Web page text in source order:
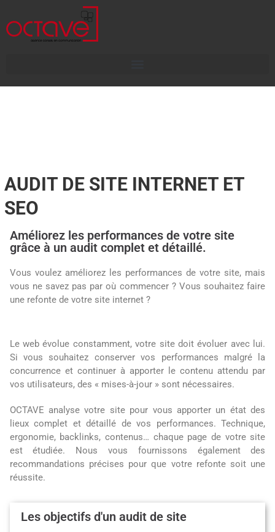
AUDIT DE SITE INTERNET ET
SEO
Améliorez les performances de votre site
grâce à un audit complet et détaillé.
Vous voulez améliorez les performances de votre site, mais
vous ne savez pas par où commencer ? Vous souhaitez faire
une refonte de votre site internet ?
Le web évolue constamment, votre site doit évoluer avec lui.
Si vous souhaitez conserver vos performances malgré la
concurrence et continuer à apporter le contenu attendu par
vos utilisateurs, des « mises-à-jour » sont nécessaires.
OCTAVE analyse votre site pour vous apporter un état des
lieux complet et détaillé de vos performances. Technique,
ergonomie, backlinks, contenus… chaque page de votre site
est étudiée. Nous vous fournissons également des
recommandations précises pour que votre refonte soit une
réussite.
Les objectifs d'un audit de site